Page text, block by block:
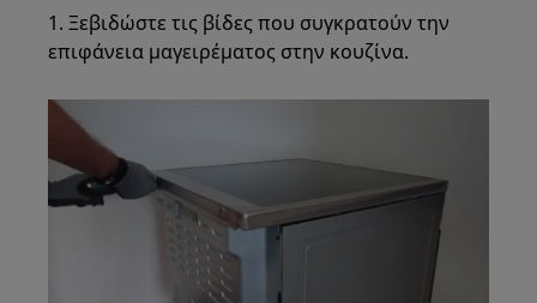
1. Ξεβιδώστε τις βίδες που συγκρατούν την
επιφάνεια μαγειρέματος στην κουζίνα.